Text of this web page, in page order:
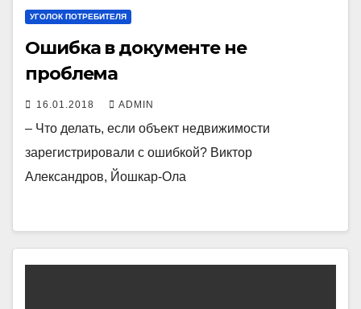
УГОЛОК ПОТРЕБИТЕЛЯ
Ошибка в документе не
проблема
16.01.2018 ADMIN
– Что делать, если объект недвижимости
зарегистрировали с ошибкой? Виктор
Александров, Йошкар-Ола